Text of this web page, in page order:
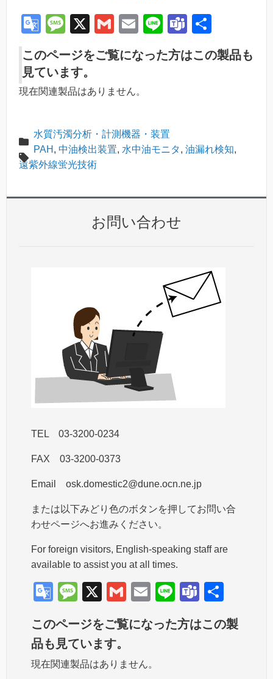
G
o
gl
e
a
n
at
M
ss
a
g
X
G
m
ail
E
ail
Li
n
e
T
a
有
このページをご覧になった方はこの製品も
見ています。
現在関連製品はありません。
水質汚濁分析・計測機器・装置
PAH , 中油検出装置, 水中油モニタ, 油漏れ検知,
遠紫外線蛍光技術
お問い合わせ
TEL 03-3200-0234
FAX 03-3200-0373
Email osk.domestic2@dune.ocn.ne.jp
または以下みどり色のボタンを押してお問い合
わせページへお進みください。
For foreign visitors, English-speaking staff are
available to assist you at all times.
G
o
gl
e
M
ss
a
g
X
G
ail
E
ail
Li
e
T
a
このページをご覧になった方はこの製
品も見ています。
現在関連製品はありません。